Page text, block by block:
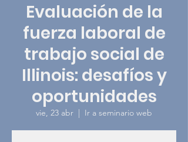
Evaluación de la
fuerza laboral de
trabajo social de
Illinois: desafíos y
oportunidades
vie, 23 abr
  |
Ir a seminario web